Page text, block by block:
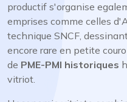
productif s'organise
emprises comme celles
technique SNCF,
encore rare en petite
de PME-PMI historiques
vitriot.